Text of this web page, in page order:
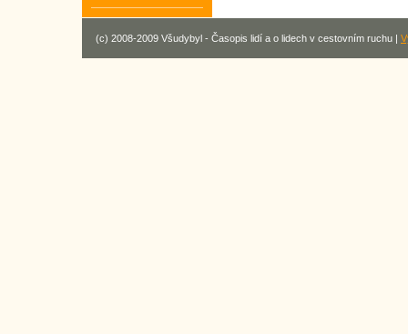
(c) 2008-2009 Všudybyl - Časopis lidí a o lidech v cestovním ruchu |